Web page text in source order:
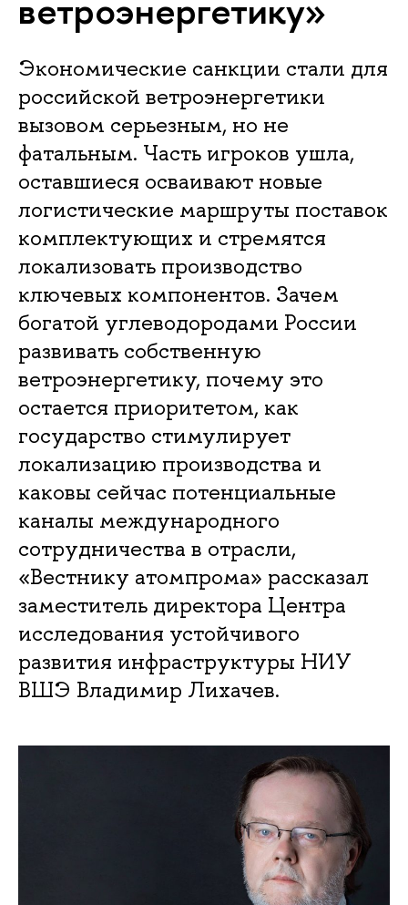
ветроэнергетику»
Экономические санкции стали для
российской ветроэнергетики
вызовом серьезным, но не
фатальным. Часть игроков ушла,
оставшиеся осваивают новые
логистические маршруты поставок
комплектующих и стремятся
локализовать производство
ключевых компонентов. Зачем
богатой углеводородами России
развивать собственную
ветроэнергетику, почему это
остается приоритетом, как
государство стимулирует
локализацию производства и
каковы сейчас потенциальные
каналы международного
сотрудничества в отрасли,
«Вестнику атомпрома» рассказал
заместитель директора Центра
исследования устойчивого
развития инфраструктуры НИУ
ВШЭ Владимир Лихачев.